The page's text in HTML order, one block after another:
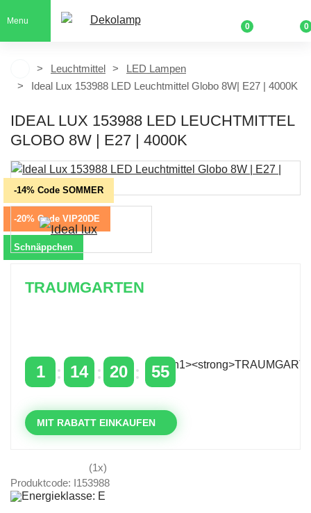
Menu
0 0
Leuchtmittel
LED Lampen
Ideal Lux 153988 LED Leuchtmittel Globo 8W| E27 | 4000K
IDEAL LUX 153988 LED LEUCHTMITTEL
GLOBO 8W | E27 | 4000K
-14% Code SOMMER
-20% Code VIP20DE
Schnäppchen
TRAUMGARTEN
1 14 20 54
MIT RABATT EINKAUFEN
(1x)
Produktcode: I153988